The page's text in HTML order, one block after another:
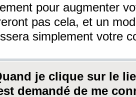
pour augmenter
pas cela, et un
simplement votre
je clique sur le
demandé de me